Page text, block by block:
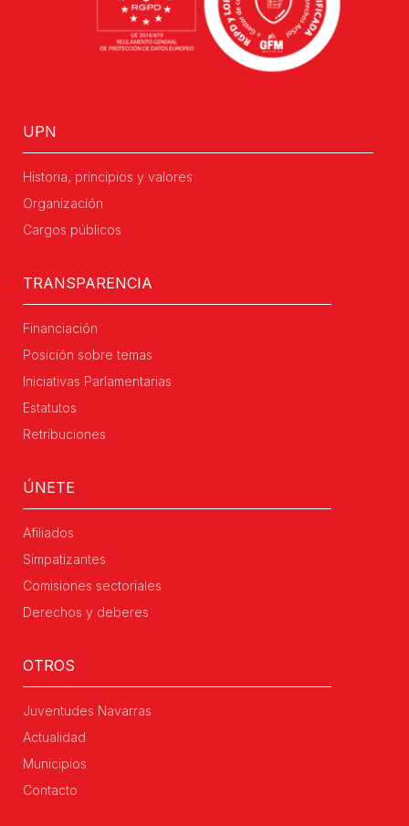
UPN
Historia, principios y valores
Organización
Cargos públicos
TRANSPARENCIA
Financiación
Posición sobre temas
Iniciativas Parlamentarias
Estatutos
Retribuciones
ÚNETE
Afiliados
Simpatizantes
Comisiones sectoriales
Derechos y deberes
OTROS
Juventudes Navarras
Actualidad
Municipios
Contacto